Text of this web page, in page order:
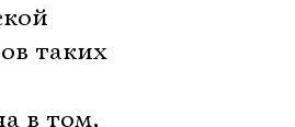
таких
в том,